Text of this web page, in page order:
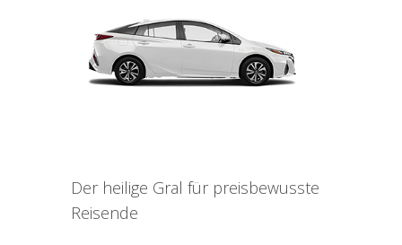
Der heilige Gral für preisbewusste
Reisende